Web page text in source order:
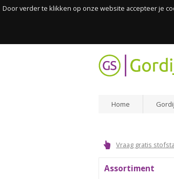
Door verder te klikken op onze website accepteer je
Home
Vraag gratis
Assortiment